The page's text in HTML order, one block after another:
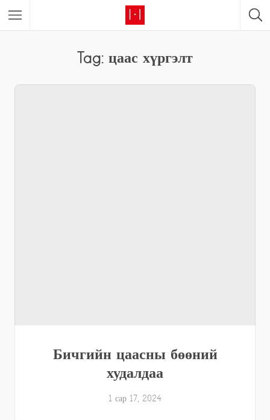
Tag: цаас хүргэлт
Бичгийн цаасны бөөний
худалдаа
1 сар 17, 2024